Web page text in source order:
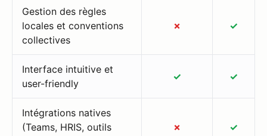
Gestion des règles
locales et conventions
collectives
✗ ✓
Interface intuitive et
user-friendly
✓ ✓
Intégrations natives
(Teams, HRIS, outils
✗ ✓